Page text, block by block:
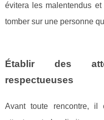
évitera les malentendus
tomber sur une personne
Établir des
respectueuses
Avant toute rencontre,